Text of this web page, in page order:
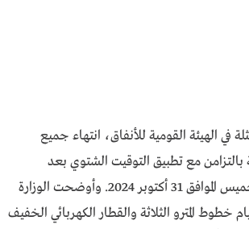
في الهيئة القومية للأنفاق، انتهاء جميع
مع تطبيق التوقيت الشتوي بعد
منتصف ليل اليوم الخميس الموافق 31 أكتوبر 2024. وأوضحت الوزارة
خطوط المترو الثلاثة والقطار الكهربائي الخفيف